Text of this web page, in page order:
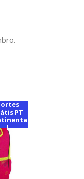
PT
l